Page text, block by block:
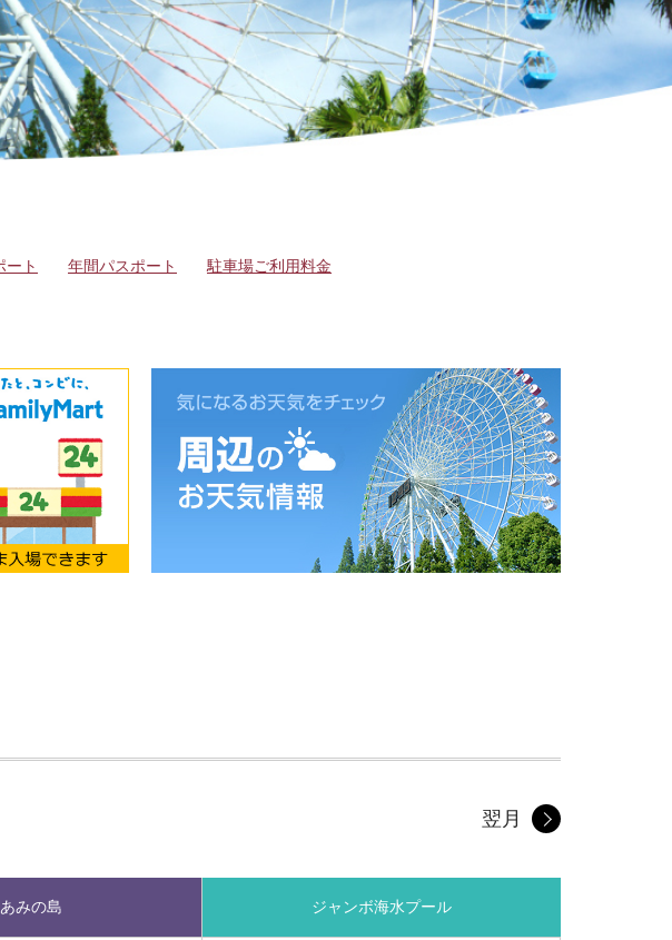
ート 年間パスポート
駐車場ご利用料金
翌月
みの島 ジャンボ海水プール